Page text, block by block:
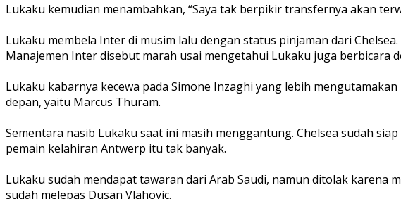
Lukaku kemudian menambahkan, “Saya tak berpikir transfernya akan
Lukaku membela Inter di musim lalu dengan status pinjaman dari
Manajemen Inter disebut marah usai mengetahui Lukaku juga berbicara
Lukaku kabarnya kecewa pada Simone Inzaghi yang lebih
depan, yaitu Marcus Thuram.
Sementara nasib Lukaku saat ini masih menggantung. Chelsea sudah
pemain kelahiran Antwerp itu tak banyak.
Lukaku sudah mendapat tawaran dari Arab Saudi, namun ditolak karena
sudah melepas Dusan Vlahovic.